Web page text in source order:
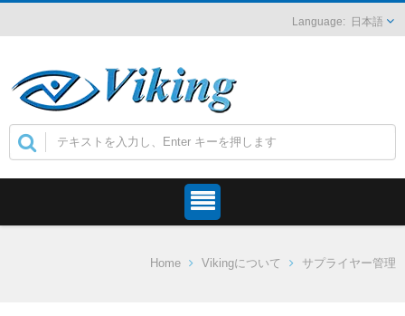
日本語
Home Vikingについて サプライヤー管理